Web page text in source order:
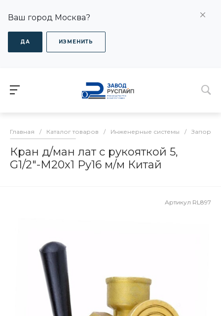
Ваш город Москва?
ДА ИЗМЕНИТЬ
Главная / Каталог товаров / Инженерные системы /
Кран д/ман лат с рукояткой 5,
G1/2"-М20х1 Ру16 м/м Китай
Артикул RL897